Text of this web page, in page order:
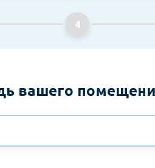
4
вашего